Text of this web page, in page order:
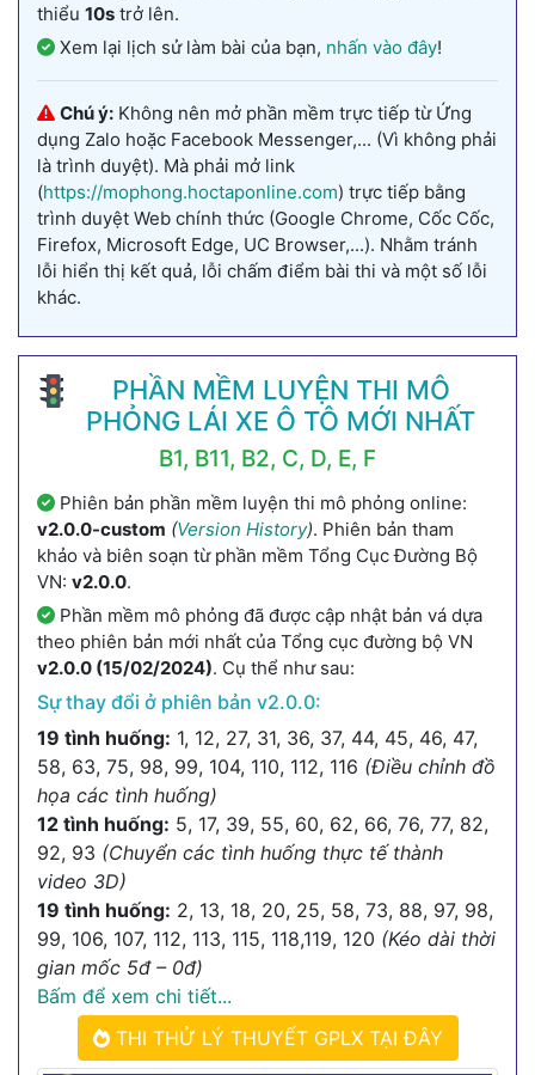
thiểu 10s trở lên.
Xem lại lịch sử làm bài của bạn, nhấn vào đây!
Chú ý: Không nên mở phần mềm trực tiếp từ Ứng
dụng Zalo hoặc Facebook Messenger,... (Vì không phải
là trình duyệt). Mà phải mở link
(https://mophong.hoctaponline.com) trực tiếp bằng
trình duyệt Web chính thức (Google Chrome, Cốc Cốc,
Firefox, Microsoft Edge, UC Browser,...). Nhằm tránh
lỗi hiển thị kết quả, lỗi chấm điểm bài thi và một số lỗi
khác.
PHẦN MỀM LUYỆN THI MÔ
PHỎNG LÁI XE Ô TÔ MỚI NHẤT
B1, B11, B2, C, D, E, F
Phiên bản phần mềm luyện thi mô phỏng online:
v2.0.0-custom (Version History). Phiên bản tham
khảo và biên soạn từ phần mềm Tổng Cục Đường Bộ
VN: v2.0.0.
Phần mềm mô phỏng đã được cập nhật bản vá dựa
theo phiên bản mới nhất của Tổng cục đường bộ VN
v2.0.0 (15/02/2024). Cụ thể như sau:
Sự thay đổi ở phiên bản v2.0.0:
19 tình huống: 1, 12, 27, 31, 36, 37, 44, 45, 46, 47,
58, 63, 75, 98, 99, 104, 110, 112, 116 (Điều chỉnh đồ
họa các tình huống)
12 tình huống: 5, 17, 39, 55, 60, 62, 66, 76, 77, 82,
92, 93 (Chuyển các tình huống thực tế thành
video 3D)
19 tình huống: 2, 13, 18, 20, 25, 58, 73, 88, 97, 98,
99, 106, 107, 112, 113, 115, 118,119, 120 (Kéo dài thời
gian mốc 5đ – 0đ)
Bấm để xem chi tiết...
THI THỬ LÝ THUYẾT GPLX TẠI ĐÂY